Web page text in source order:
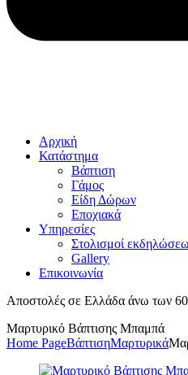
Αρχική
Κατάστημα
Βάπτιση
Γάμος
Είδη Δώρων
Εποχιακά
Υπηρεσίες
Στολισμοί
Gallery
Επικοινωνία
Αποστολές σε Ελλάδα άνω των
Μαρτυρικό Βάπτισης Μπαμπά
Home PageΒάπτισηΜαρτυρικά